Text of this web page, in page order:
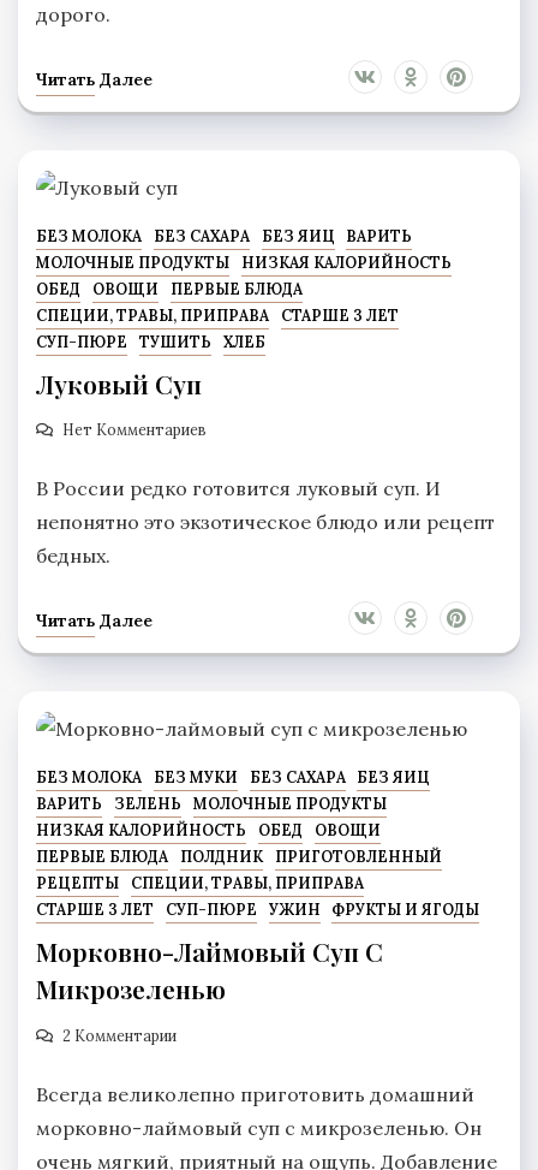
дорого.
Читать Далее
БЕЗ МОЛОКА БЕЗ САХАРА БЕЗ ЯИЦ
ВАРИТЬ
МОЛОЧНЫЕ ПРОДУКТЫ
НИЗКАЯ КАЛОРИЙНОСТЬ
ОБЕД
ОВОЩИ
ПЕРВЫЕ БЛЮДА
СПЕЦИИ, ТРАВЫ, ПРИПРАВА
СТАРШЕ 3 ЛЕТ
СУП-ПЮРЕ
ТУШИТЬ ХЛЕБ
Луковый Суп
Нет Комментариев
В России редко готовится луковый суп. И
непонятно это экзотическое блюдо или рецепт
бедных.
Читать Далее
БЕЗ МОЛОКА БЕЗ МУКИ БЕЗ САХАРА
БЕЗ ЯИЦ
ВАРИТЬ
ЗЕЛЕНЬ
МОЛОЧНЫЕ ПРОДУКТЫ
НИЗКАЯ КАЛОРИЙНОСТЬ
ОБЕД
ОВОЩИ
ПЕРВЫЕ БЛЮДА
ПОЛДНИК
ПРИГОТОВЛЕННЫЙ
РЕЦЕПТЫ
СПЕЦИИ, ТРАВЫ, ПРИПРАВА
СТАРШЕ 3 ЛЕТ
СУП-ПЮРЕ УЖИН ФРУКТЫ И ЯГОДЫ
Морковно-Лаймовый Суп С
Микрозеленью
2 Комментарии
Всегда великолепно приготовить домашний
морковно-лаймовый суп с микрозеленью. Он
очень мягкий, приятный на ощупь. Добавление